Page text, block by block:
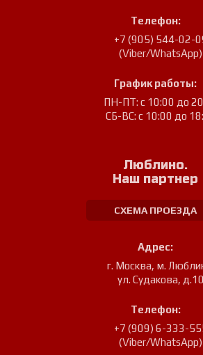
Телефон:
+7 (905) 544-02-
(Viber/WhatsApp)
График работы:
ПН-ПТ: с 10:00 до
СБ-ВС: с 10:00 до
Люблино.
Наш партнер
СХЕМА ПРОЕЗДА
Адрес:
г. Москва, м.
ул. Судакова, д.10
Телефон:
+7 (909) 6-333-
(Viber/WhatsApp)